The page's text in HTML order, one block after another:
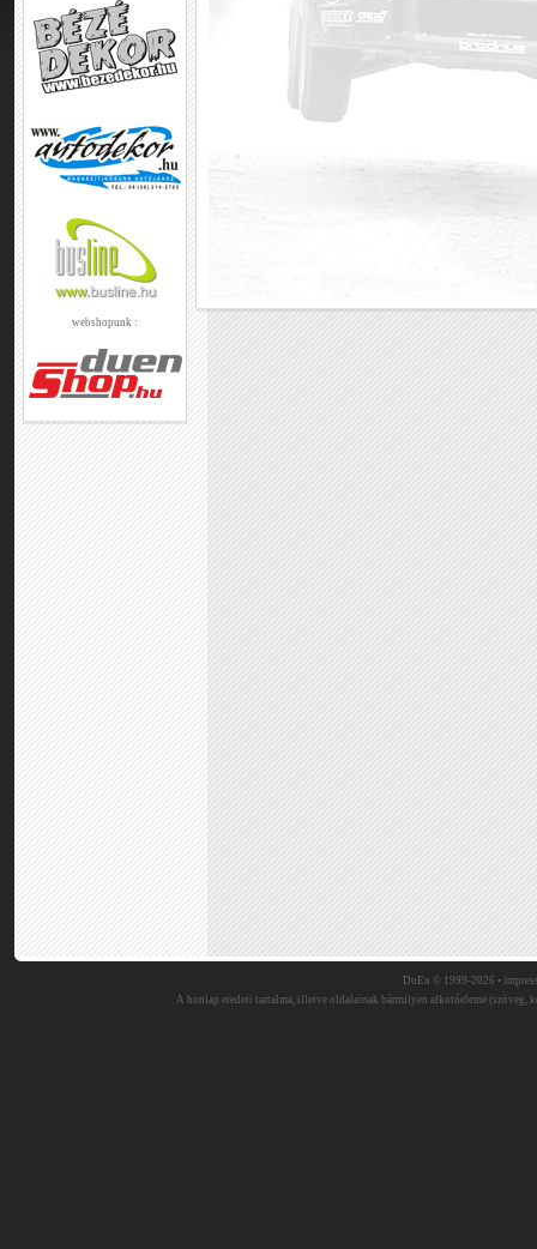
webshopunk :
DuEn © 1999-2026 •
A honlap eredeti tartalma, illetve oldalainak bármilyen alkotóeleme (szöveg,